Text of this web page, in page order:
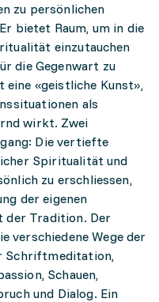
zu persönlichen
bietet Raum, um in die
einzutauchen
die Gegenwart zu
«geistliche Kunst»,
als
wirkt. Zwei
Die vertiefte
Spiritualität und
zu erschliessen,
der eigenen
der Tradition. Der
verschiedene Wege der
Schriftmeditation,
Schauen,
und Dialog. Ein